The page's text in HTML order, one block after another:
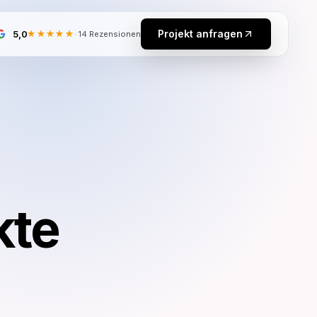
5,0★★★★★ · 14 Rezensionen Projekt anfragen